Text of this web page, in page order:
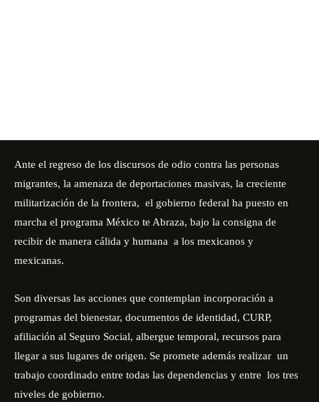
Ante el regreso de los discursos de odio contra las personas
migrantes, la amenaza de deportaciones masivas, la creciente
militarización de la frontera, el gobierno federal ha puesto en
marcha el programa México te Abraza, bajo la consigna de
recibir de manera cálida y humana a los mexicanos y
mexicanas.
Son diversas las acciones que contemplan incorporación a
programas del bienestar, documentos de identidad, CURP,
afiliación al Seguro Social, albergue temporal, recursos para
llegar a sus lugares de origen. Se promete además realizar un
trabajo coordinado entre todas las dependencias y entre los tres
niveles de gobierno.